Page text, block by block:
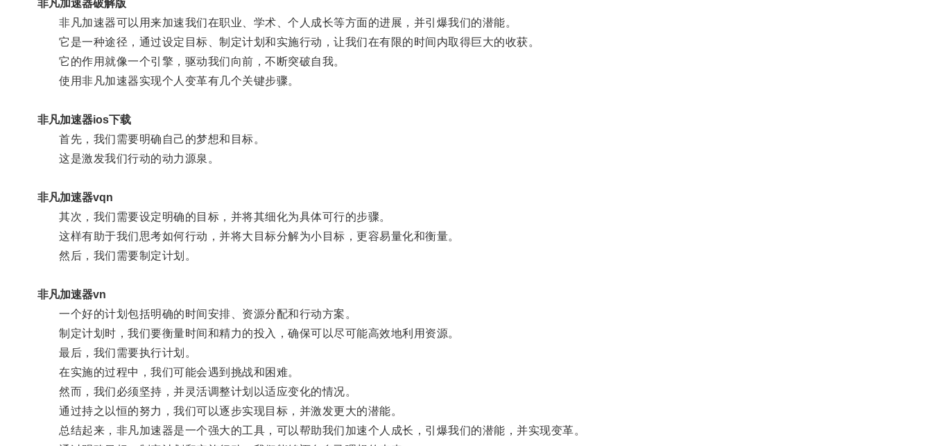
非凡加速器破解版
非凡加速器可以用来加速我们在职业、学术、个人成长等方面的进展，并引爆我们的潜能。
它是一种途径，通过设定目标、制定计划和实施行动，让我们在有限的时间内取得巨大的收获。
它的作用就像一个引擎，驱动我们向前，不断突破自我。
使用非凡加速器实现个人变革有几个关键步骤。
非凡加速器ios下载
首先，我们需要明确自己的梦想和目标。
这是激发我们行动的动力源泉。
非凡加速器vqn
其次，我们需要设定明确的目标，并将其细化为具体可行的步骤。
这样有助于我们思考如何行动，并将大目标分解为小目标，更容易量化和衡量。
然后，我们需要制定计划。
非凡加速器vn
一个好的计划包括明确的时间安排、资源分配和行动方案。
制定计划时，我们要衡量时间和精力的投入，确保可以尽可能高效地利用资源。
最后，我们需要执行计划。
在实施的过程中，我们可能会遇到挑战和困难。
然而，我们必须坚持，并灵活调整计划以适应变化的情况。
通过持之以恒的努力，我们可以逐步实现目标，并激发更大的潜能。
总结起来，非凡加速器是一个强大的工具，可以帮助我们加速个人成长，引爆我们的潜能，并实现变革。